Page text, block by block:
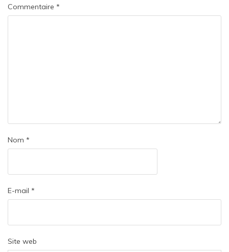
Commentaire *
Nom *
E-mail *
Site web